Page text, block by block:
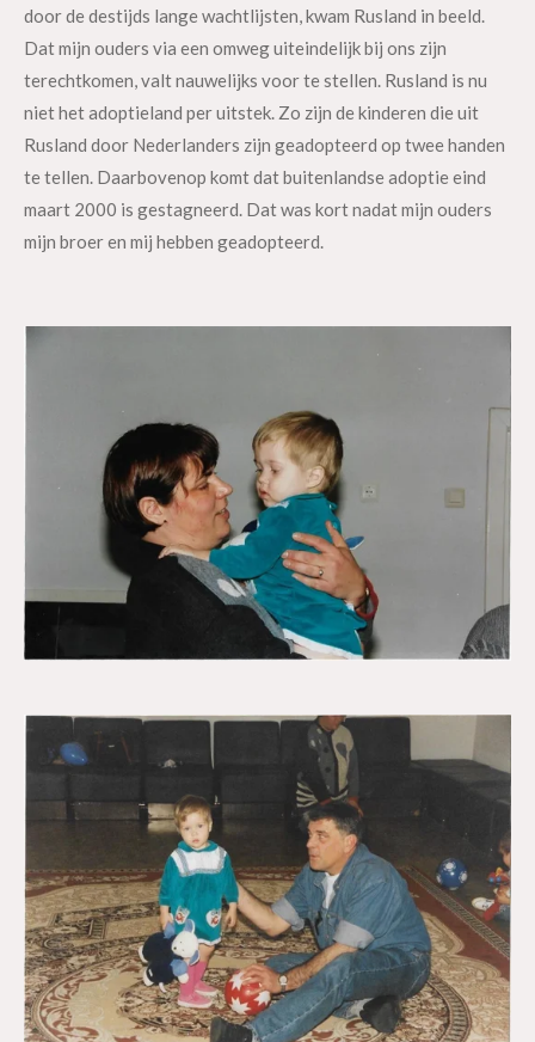
door de destijds lange wachtlijsten, kwam Rusland in beeld.
Dat mijn ouders via een omweg uiteindelijk bij ons zijn
terechtkomen, valt nauwelijks voor te stellen. Rusland is nu
niet het adoptieland per uitstek. Zo zijn de kinderen die uit
Rusland door Nederlanders zijn geadopteerd op twee handen
te tellen. Daarbovenop komt dat buitenlandse adoptie eind
maart 2000 is gestagneerd. Dat was kort nadat mijn ouders
mijn broer en mij hebben geadopteerd.